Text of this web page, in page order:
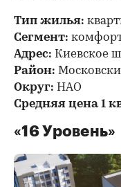
Тип жилья:
Сегмент:
Адрес: Киевское
Район:
Округ: НАО
Средняя цена 1
«16 Уровень»